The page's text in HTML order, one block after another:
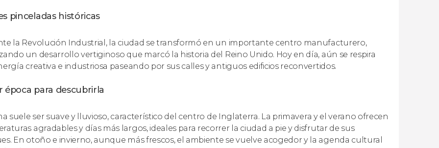
pinceladas históricas
la Revolución Industrial, la ciudad se transformó en un importante centro manufacturero,
un desarrollo vertiginoso que marcó la historia del Reino Unido. Hoy en día, aún se respira
creativa e industriosa paseando por sus calles y antiguos edificios reconvertidos.
época para descubrirla
suele ser suave y lluvioso, característico del centro de Inglaterra. La primavera y el verano ofrecen
agradables y días más largos, ideales para recorrer la ciudad a pie y disfrutar de sus
En otoño e invierno, aunque más frescos, el ambiente se vuelve acogedor y la agenda cultural